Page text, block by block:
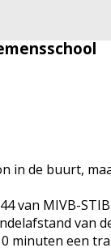
in de buurt,
van MIVB-
van
minuten een